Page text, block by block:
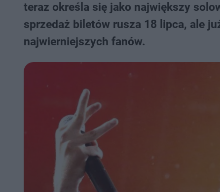
teraz określa się jako największy
sprzedaż biletów rusza 18 lipca, ale
najwierniejszych fanów.